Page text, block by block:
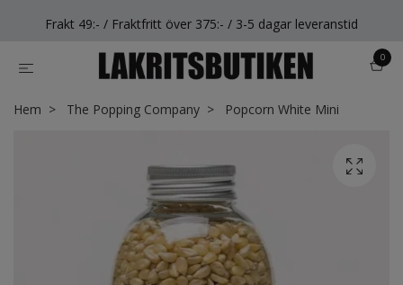
Frakt 49:- / Fraktfritt över 375:- / 3-5 dagar leveranstid
0
Hem The Popping Company Popcorn White Mini